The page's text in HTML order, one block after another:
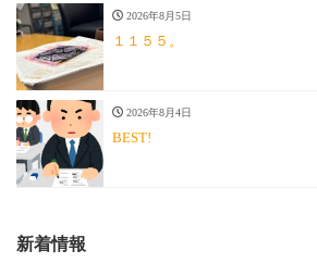
2026年8月5日
１１５５。
2026年8月4日
BEST!
新着情報